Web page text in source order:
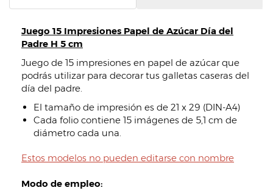
Juego 15 Impresiones Papel de Azúcar Día del
Padre H 5 cm
Juego de 15 impresiones en papel de azúcar que
podrás utilizar para decorar tus galletas caseras del
día del padre.
El tamaño de impresión es de 21 x 29 (DIN-A4)
Cada folio contiene 15 imágenes de 5,1 cm de
diámetro cada una.
Estos modelos no pueden editarse con nombre
Modo de empleo: